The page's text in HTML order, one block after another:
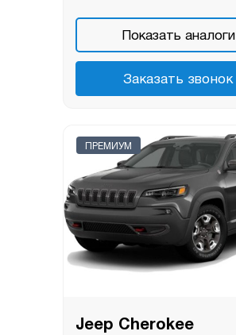
Показать аналоги
Заказать звонок
ПРЕМИУМ
Jeep Cherokee